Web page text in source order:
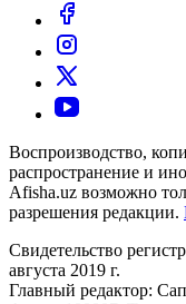
Воспроизводство,
распространение и
Afisha.uz возможно
разрешения редакции.
Свидетельство
августа 2019 г.
Главный редактор: